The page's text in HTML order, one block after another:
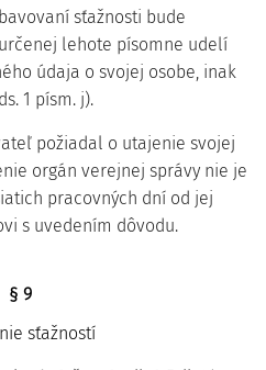
sťažnosti bude
lehote písomne udelí
údaja o svojej osobe, inak
1 písm. j).
požiadal o utajenie svojej
orgán verejnej správy nie je
pracovných dní od jej
s uvedením dôvodu.
§ 9
sťažností